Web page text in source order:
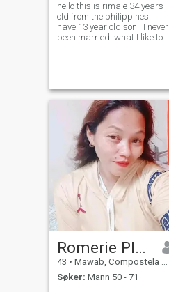
hello this is rimale 34 years
old from the philippines. I
have 13 year old son . I never
been married. what I like to
😀🎤 not in high notes I sou
Romerie Plaza
43 • Mawab, Compostela Valley, Filippinene
Søker: Mann 50 - 71